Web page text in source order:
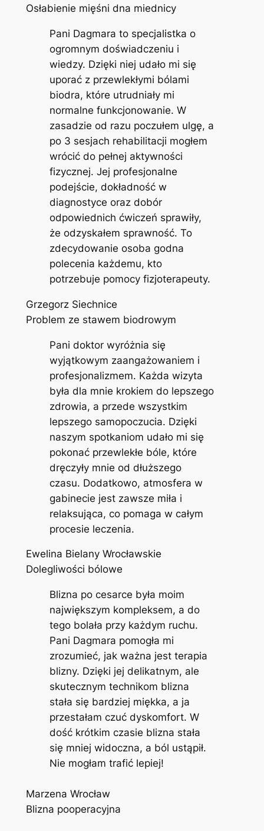
Osłabienie mięśni dna miednicy
Pani Dagmara to specjalistka o
ogromnym doświadczeniu i
wiedzy. Dzięki niej udało mi się
uporać z przewlekłymi bólami
biodra, które utrudniały mi
normalne funkcjonowanie. W
zasadzie od razu poczułem ulgę, a
po 3 sesjach rehabilitacji mogłem
wrócić do pełnej aktywności
fizycznej. Jej profesjonalne
podejście, dokładność w
diagnostyce oraz dobór
odpowiednich ćwiczeń sprawiły,
że odzyskałem sprawność. To
zdecydowanie osoba godna
polecenia każdemu, kto
potrzebuje pomocy fizjoterapeuty.
Grzegorz Siechnice
Problem ze stawem biodrowym
Pani doktor wyróżnia się
wyjątkowym zaangażowaniem i
profesjonalizmem. Każda wizyta
była dla mnie krokiem do lepszego
zdrowia, a przede wszystkim
lepszego samopoczucia. Dzięki
naszym spotkaniom udało mi się
pokonać przewlekłe bóle, które
dręczyły mnie od dłuższego
czasu. Dodatkowo, atmosfera w
gabinecie jest zawsze miła i
relaksująca, co pomaga w całym
procesie leczenia.
Ewelina Bielany Wrocławskie
Dolegliwości bólowe
Blizna po cesarce była moim
największym kompleksem, a do
tego bolała przy każdym ruchu.
Pani Dagmara pomogła mi
zrozumieć, jak ważna jest terapia
blizny. Dzięki jej delikatnym, ale
skutecznym technikom blizna
stała się bardziej miękka, a ja
przestałam czuć dyskomfort. W
dość krótkim czasie blizna stała
się mniej widoczna, a ból ustąpił.
Nie mogłam trafić lepiej!
Marzena Wrocław
Blizna pooperacyjna